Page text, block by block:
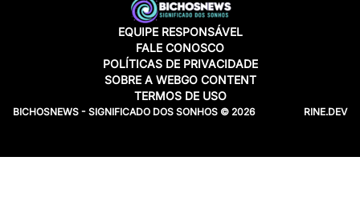
EQUIPE RESPONSÁVEL
FALE CONOSCO
POLÍTICAS DE PRIVACIDADE
SOBRE A WEBGO CONTENT
TERMOS DE USO
BICHOSNEWS - SIGNIFICADO DOS SONHOS © 2026 RINE.DEV